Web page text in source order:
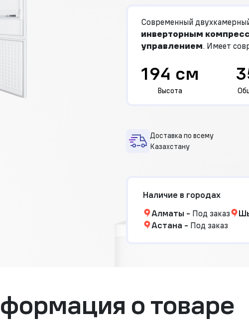
Современный
инверторным
управлением. Имеет
194 см
Высота
Доставка по всему
Казахстану
Наличие в городах
Алматы - Под заказ
Астана - Под заказ
о товаре